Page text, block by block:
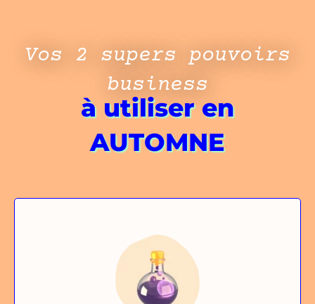
Vos 2 supers pouvoirs
business
à utiliser en
AUTOMNE